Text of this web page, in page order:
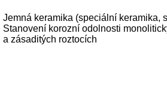
Jemná keramika (speciální keramika,
Stanovení korozní odolnosti
a zásaditých roztocích